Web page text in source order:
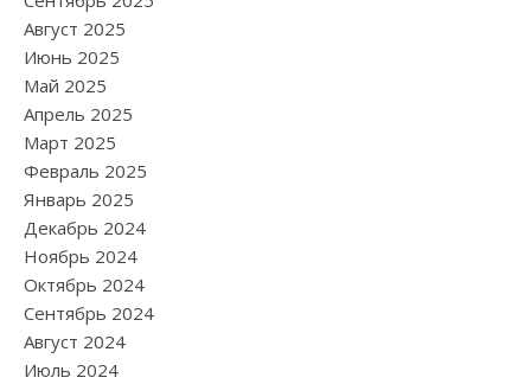
Август 2025
Июнь 2025
Май 2025
Апрель 2025
Март 2025
Февраль 2025
Январь 2025
Декабрь 2024
Ноябрь 2024
Октябрь 2024
Сентябрь 2024
Август 2024
Июль 2024